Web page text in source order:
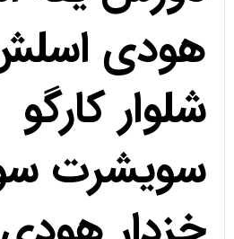
هودی
شلوار کارگو
سویشرت